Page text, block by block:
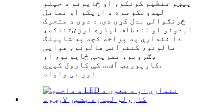
پیښو تنظیم کونکو، او ځایونو د خپلو
لیدونکو سره د اړیکو او تعامل
څرنګوالی بدل کړی دی. د دوی د متحرک
لیدونو او انعطاف لپاره ارزښتناکه،
دا نندارې په پراخه کچه په شاپینګ
مالونو، کنفرانس هالونو، هوایی
ډګرونو، تفریحی ځایونو، او
کارپوریټ آف... کې کارول کیږي.
نور یی ولوله